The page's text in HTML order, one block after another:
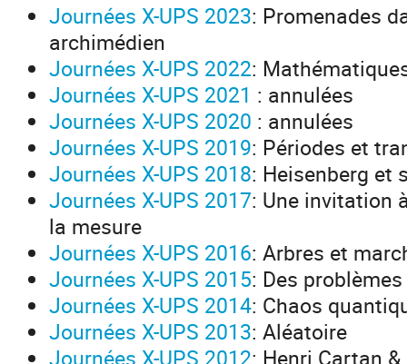
Journées X-UPS 2023: Promenades
archimédien
Journées X-UPS 2022:
Journées X-UPS 2021 : annulées
Journées X-UPS 2020 : annulées
Journées X-UPS 2019: Périodes et
Journées X-UPS 2018: Heisenberg et
Journées X-UPS 2017: Une invitation
la mesure
Journées X-UPS 2016: Arbres et
Journées X-UPS 2015: Des
Journées X-UPS 2014: Chaos
Journées X-UPS 2013: Aléatoire
Journées X-UPS 2012: Henri Cartan